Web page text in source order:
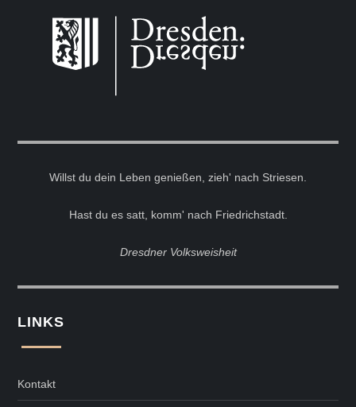
Willst du dein Leben genießen, zieh' nach Striesen.
Hast du es satt, komm' nach Friedrichstadt.
Dresdner Volksweisheit
LINKS
Kontakt